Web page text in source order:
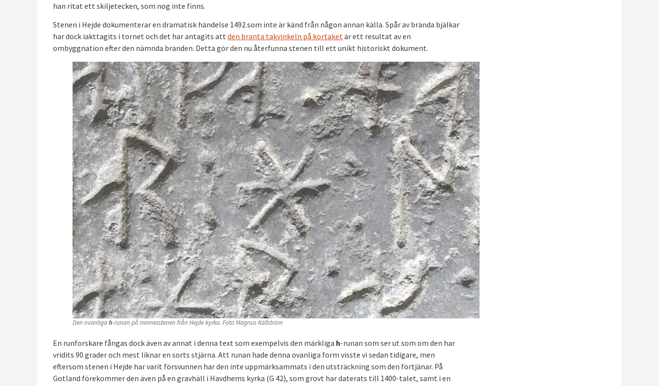
han ritat ett skiljetecken, som nog inte finns.
Stenen i Hejde dokumenterar en dramatisk händelse 1492 som inte är känd från någon annan källa. Spår av brända bjälkar
har dock iakttagits i tornet och det har antagits att den branta takvinkeln på kortaketär ett resultat av en
ombyggnation efter den nämnda branden. Detta gör den nu återfunna stenen till ett unikt historiskt dokument.
Den ovanligah-runan på minnesstenen från Hejde kyrka. Foto Magnus Källström
En runforskare fångas dock även av annat i denna text som exempelvis den märkliga h-runan som ser ut som om den har
vridits 90 grader och mest liknar en sorts stjärna. Att runan hade denna ovanliga form visste vi sedan tidigare, men
eftersom stenen i Hejde har varit försvunnen har den inte uppmärksammats i den utsträckning som den förtjänar. På
Gotland förekommer den även på en gravhäll i Havdhems kyrka (G 42), som grovt har daterats till 1400-talet, samt i en